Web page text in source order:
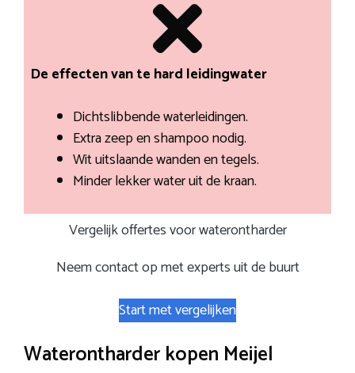
De effecten van te hard leidingwater
Dichtslibbende waterleidingen.
Extra zeep en shampoo nodig.
Wit uitslaande wanden en tegels.
Minder lekker water uit de kraan.
Vergelijk offertes voor waterontharder
Neem contact op met experts uit de buurt
Start met vergelijken
Waterontharder kopen Meijel